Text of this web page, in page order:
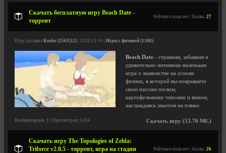
Скачать бесплатную игру Beach Date -
торрент
Рейтинга пока нет | Баллы: 27
Игру добавил Kusko [2563|32] | 2018-11-14 | Игры с физикой (1308)
Beach Date - странная, забавная и
удивительно интимная маленькая
игра о знакомстве на основе
физики, в которой вы покрываете
свою пассию песком,
картофельными чипсами и вином,
наслаждаясь закатом на пляже.
Скачать игру (53.70 Мб.)
Комментариев: 1 | Просмотров: 5294
Скачать игру The Topologies of Zelda:
Triforce v2.0.5 - торрент, игра на стадии
Рейтинга пока нет | Баллы: 26